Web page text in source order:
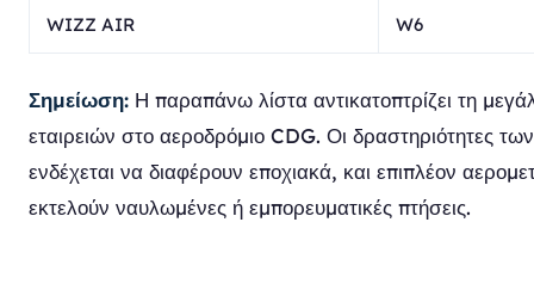
WIZZ AIR W6
Σημείωση: Η παραπάνω λίστα αντικατοπτρίζει τη
εταιρειών στο αεροδρόμιο CDG. Οι δραστηριότητες
ενδέχεται να διαφέρουν εποχιακά, και επιπλέον
εκτελούν ναυλωμένες ή εμπορευματικές πτήσεις.